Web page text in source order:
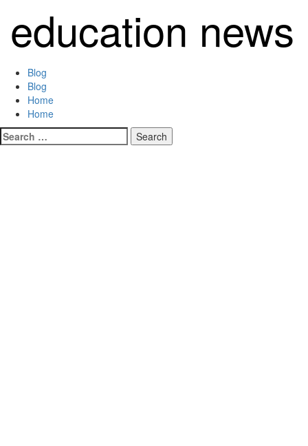
content
education news
Primary
Menu
Blog
Blog
Home
Home
Search
for: